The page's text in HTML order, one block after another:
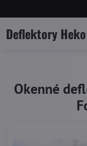
Deflektory Heko
Okenné